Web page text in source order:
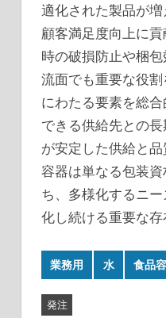
適化された製品が
顧客満足度向上に
時の破損防止や梱
流面でも重要な役
にわたる要素を総
できる供給先との
が安定した供給と
容器は単なる包装
ち、多様化するニ
化し続ける重要な存
業務用 水 食品
発注